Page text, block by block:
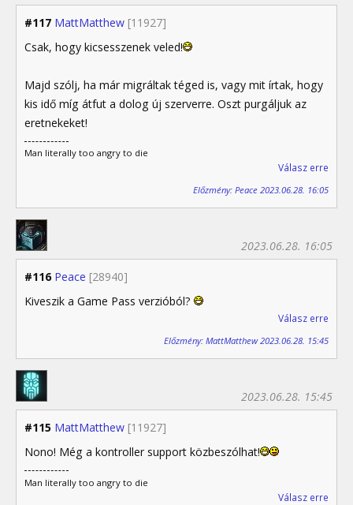
#117 MattMatthew [11927]
Csak, hogy kicsesszenek veled!
Majd szólj, ha már migráltak téged is, vagy mit írtak, hogy
kis idő míg átfut a dolog új szerverre. Oszt purgáljuk az
eretnekeket!
Man literally too angry to die
Válasz erre
Előzmény: Peace 2023.06.28. 16:05
#116 Peace [28940]
2023.06.28. 16:05
Kiveszik a Game Pass verzióból?
Válasz erre
Előzmény: MattMatthew 2023.06.28. 15:45
#115 MattMatthew [11927]
2023.06.28. 15:45
Nono! Még a kontroller support közbeszólhat!
Man literally too angry to die
Válasz erre